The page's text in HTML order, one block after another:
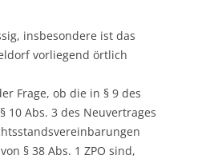
insbesondere ist das
vorliegend örtlich
Frage, ob die in § 9 des
10 Abs. 3 des Neuvertrages
§ 38 Abs. 1 ZPO sind,